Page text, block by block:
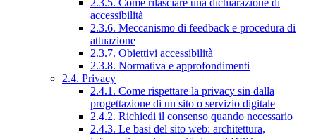
2.3.5. Come rilasciare una dichiarazione di
accessibilità
2.3.6. Meccanismo di feedback e procedura di
attuazione
2.3.7. Obiettivi accessibilità
2.3.8. Normativa e approfondimenti
2.4. Privacy
2.4.1. Come rispettare la privacy sin dalla
progettazione di un sito o servizio digitale
2.4.2. Richiedi il consenso quando necessario
2.4.3. Le basi del sito web: architettura,